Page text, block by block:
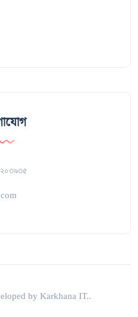
by Karkhana IT..